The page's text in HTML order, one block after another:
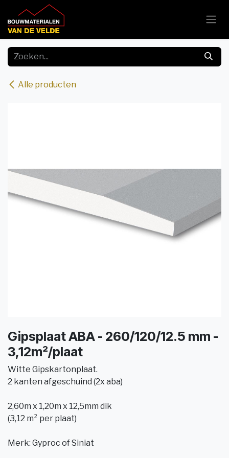
Overslaan naar inhoud
Alle producten
Gipsplaat ABA - 260/120/12.5 mm -
3,12m²/plaat
Witte Gipskartonplaat.
2 kanten afgeschuind (2x aba)
2,60m x 1,20m x 12,5mm dik
(3,12 m² per plaat)
Merk: Gyproc of Siniat